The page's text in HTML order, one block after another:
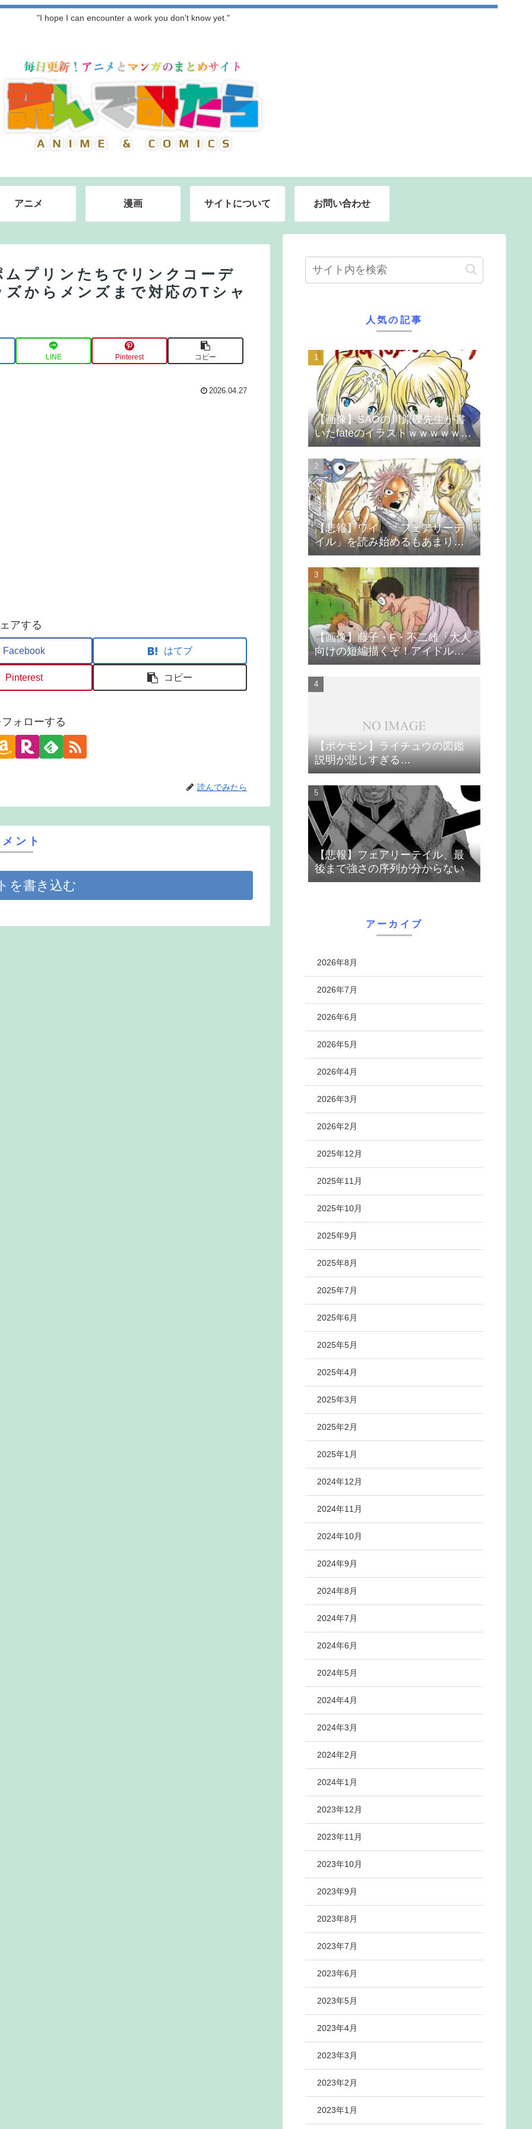
"I hope I can encounter a work you don't know yet."
アニメ 漫画 サイトについて お問い合わせ
プリンたちでリンクコーデ
からメンズまで対応のTシャ
LINE Pinterest コピー
2026.04.27
アする
Facebook はてブ
Pinterest コピー
ォローする
読んでみたら
ント
を書き込む
人気の記事
【画像】SAOの川原礫先生が書
いたfateのイラストｗｗｗｗｗｗ
ｗｗｗ
【悲報】ワイ、「フェアリーテ
イル」を読み始めるもあまりの
つまらなさに挫折する
【画像】藤子・F・不二雄「大人
向けの短編描くぞ！アイドルが
無理やり抱かれるシーン入れ
よ」
【ポケモン】ライチュウの図鑑
説明が悲しすぎる…
【悲報】フェアリーテイル、最
後まで強さの序列が分からない
アーカイブ
2026年8月
2026年7月
2026年6月
2026年5月
2026年4月
2026年3月
2026年2月
2025年12月
2025年11月
2025年10月
2025年9月
2025年8月
2025年7月
2025年6月
2025年5月
2025年4月
2025年3月
2025年2月
2025年1月
2024年12月
2024年11月
2024年10月
2024年9月
2024年8月
2024年7月
2024年6月
2024年5月
2024年4月
2024年3月
2024年2月
2024年1月
2023年12月
2023年11月
2023年10月
2023年9月
2023年8月
2023年7月
2023年6月
2023年5月
2023年4月
2023年3月
2023年2月
2023年1月